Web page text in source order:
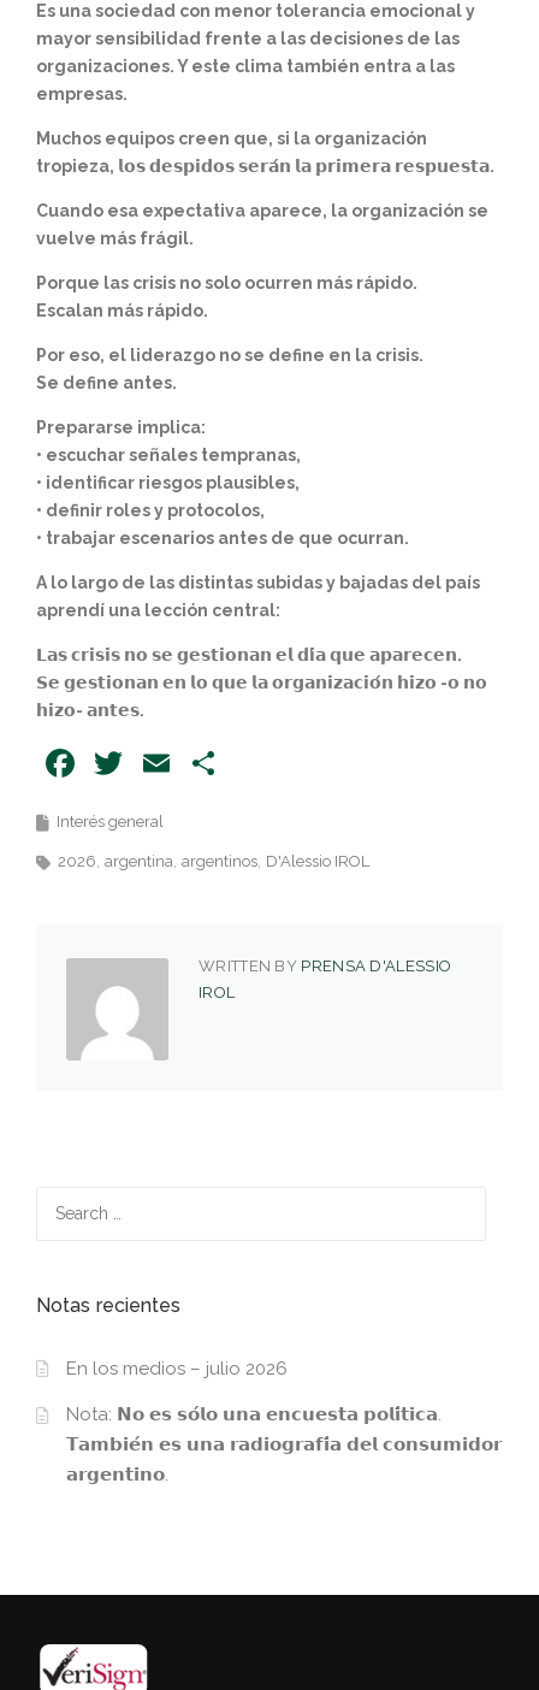
Es una sociedad con menor tolerancia emocional y
mayor sensibilidad frente a las decisiones de las
organizaciones. Y este clima también entra a las
empresas.
Muchos equipos creen que, si la organización
tropieza, 𝗹𝗼𝘀 𝗱𝗲𝘀𝗽𝗶𝗱𝗼𝘀 𝘀𝗲𝗿𝗮́𝗻 𝗹𝗮 𝗽𝗿𝗶𝗺𝗲𝗿𝗮 𝗿𝗲𝘀𝗽𝘂𝗲𝘀𝘁𝗮.
Cuando esa expectativa aparece, la organización se
vuelve más frágil.
Porque las crisis no solo ocurren más rápido.
Escalan más rápido.
Por eso, el liderazgo no se define en la crisis.
Se define antes.
Prepararse implica:
• escuchar señales tempranas,
• identificar riesgos plausibles,
• definir roles y protocolos,
• trabajar escenarios antes de que ocurran.
A lo largo de las distintas subidas y bajadas del país
aprendí una lección central:
𝗟𝗮𝘀 𝗰𝗿𝗶𝘀𝗶𝘀 𝗻𝗼 𝘀𝗲 𝗴𝗲𝘀𝘁𝗶𝗼𝗻𝗮𝗻 𝗲𝗹 𝗱𝗶́𝗮 𝗾𝘂𝗲 𝗮𝗽𝗮𝗿𝗲𝗰𝗲𝗻.
𝗦𝗲 𝗴𝗲𝘀𝘁𝗶𝗼𝗻𝗮𝗻 𝗲𝗻 𝗹𝗼 𝗾𝘂𝗲 𝗹𝗮 𝗼𝗿𝗴𝗮𝗻𝗶𝘇𝗮𝗰𝗶𝗼́𝗻 𝗵𝗶𝘇𝗼 -𝗼 𝗻𝗼
𝗵𝗶𝘇𝗼- 𝗮𝗻𝘁𝗲𝘀.
Facebook
Twitter
Email
Interés general
2026 argentina argentinos D'Alessio IROL
WRITTEN BY PRENSA D'ALESSIO
IROL
Notas recientes
En los medios – julio 2026
Nota: 𝗡𝗼 𝗲𝘀 𝘀𝗼́𝗹𝗼 𝘂𝗻𝗮 𝗲𝗻𝗰𝘂𝗲𝘀𝘁𝗮 𝗽𝗼𝗹𝗶́𝘁𝗶𝗰𝗮.
𝗧𝗮𝗺𝗯𝗶𝗲́𝗻 𝗲𝘀 𝘂𝗻𝗮 𝗿𝗮𝗱𝗶𝗼𝗴𝗿𝗮𝗳𝗶́𝗮 𝗱𝗲𝗹 𝗰𝗼𝗻𝘀𝘂𝗺𝗶𝗱𝗼𝗿
𝗮𝗿𝗴𝗲𝗻𝘁𝗶𝗻𝗼.